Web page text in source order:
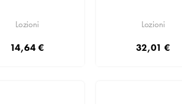
Lozioni
14,64 €
Lozioni
32,01 €